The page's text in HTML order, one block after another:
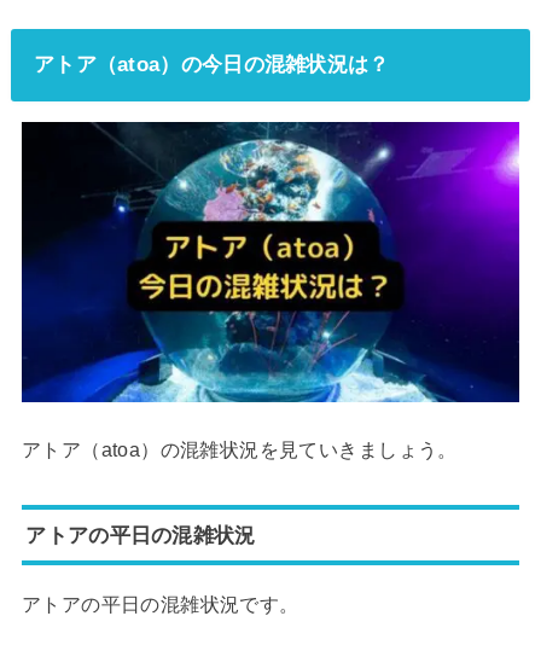
アトア（atoa）の今日の混雑状況は？
アトア（atoa）の混雑状況を見ていきましょう。
アトアの平日の混雑状況
アトアの平日の混雑状況です。